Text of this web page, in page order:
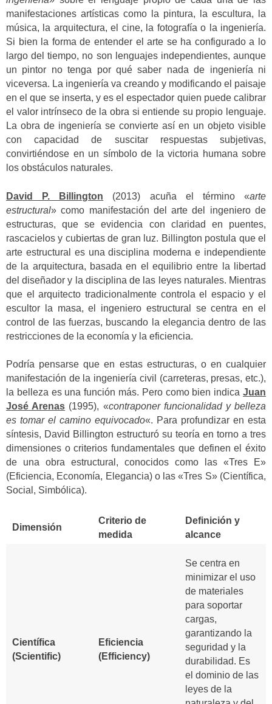
manifestaciones artísticas como la pintura, la escultura, la
música, la arquitectura, el cine, la fotografía o la ingeniería.
Si bien la forma de entender el arte se ha configurado a lo
largo del tiempo, no son lenguajes independientes, aunque
un pintor no tenga por qué saber nada de ingeniería ni
viceversa. La ingeniería va creando y modificando el paisaje
en el que se inserta, y es el espectador quien puede calibrar
el valor intrínseco de la obra si entiende su propio lenguaje.
La obra de ingeniería se convierte así en un objeto visible
con capacidad de suscitar respuestas subjetivas,
convirtiéndose en un símbolo de la victoria humana sobre
los obstáculos naturales.
David P. Billington (2013) acuña el término «arte
estructural» como manifestación del arte del ingeniero de
estructuras, que se evidencia con claridad en puentes,
rascacielos y cubiertas de gran luz. Billington postula que el
arte estructural es una disciplina moderna e independiente
de la arquitectura, basada en el equilibrio entre la libertad
del diseñador y la disciplina de las leyes naturales. Mientras
que el arquitecto tradicionalmente controla el espacio y el
escultor la masa, el ingeniero estructural se centra en el
control de las fuerzas, buscando la elegancia dentro de las
restricciones de la economía y la eficiencia.
Podría pensarse que en estas estructuras, o en cualquier
manifestación de la ingeniería civil (carreteras, presas, etc.),
la belleza es una función más. Pero como bien indica Juan
José Arenas (1995), «contraponer funcionalidad y belleza
es tomar el camino equivocado«. Para profundizar en esta
síntesis, David Billington estructuró su teoría en torno a tres
dimensiones o criterios fundamentales que definen el éxito
de una obra estructural, conocidos como las «Tres E»
(Eficiencia, Economía, Elegancia) o las «Tres S» (Científica,
Social, Simbólica).
Dimensión
Criterio de
medida
Definición y
alcance
Científica
(Scientific)
Eficiencia
(Efficiency)
Se centra en
minimizar el uso
de materiales
para soportar
cargas,
garantizando la
seguridad y la
durabilidad. Es
el dominio de las
leyes de la